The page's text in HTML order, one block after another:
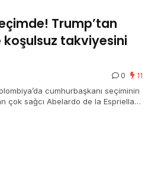
Trump’tan
takviyesini
0 11
cumhurbaşkanı seçiminin
sağcı Abelardo de la Espriella’yı